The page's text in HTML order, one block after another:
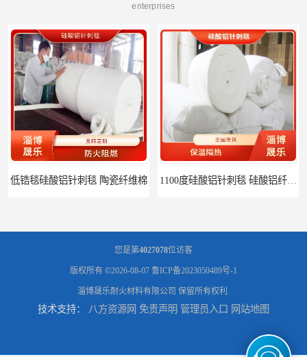
enterprises
低锆毯硅酸铝针刺毯 陶瓷纤维棉 1100度硅酸铝针刺毯 硅酸铝纤维毡
1000度硅酸铝纤维棉 硅酸铝保温棉 硅酸铝针刺毯 陶瓷纤维毯
您是第4027078位访客
版权所有 ©2026-08-07 鲁ICP备2023050489号-1
淄博晟乐耐火材料有限公司 保留所有权利.
技术支持： 八方资源网 免责声明 管理员入口 网站地图